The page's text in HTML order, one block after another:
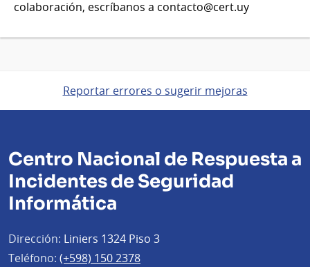
colaboración, escríbanos a contacto@cert.uy
Reportar errores o sugerir mejoras
Centro Nacional de Respuesta a
Incidentes de Seguridad
Informática
Dirección: Liniers 1324 Piso 3
Teléfono: (+598) 150 2378